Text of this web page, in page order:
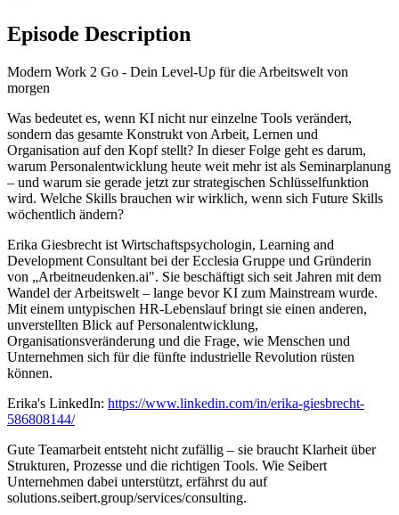
Episode Description
Modern Work 2 Go - Dein Level-Up für die Arbeitswelt von
morgen
Was bedeutet es, wenn KI nicht nur einzelne Tools verändert,
sondern das gesamte Konstrukt von Arbeit, Lernen und
Organisation auf den Kopf stellt? In dieser Folge geht es darum,
warum Personalentwicklung heute weit mehr ist als Seminarplanung
– und warum sie gerade jetzt zur strategischen Schlüsselfunktion
wird. Welche Skills brauchen wir wirklich, wenn sich Future Skills
wöchentlich ändern?
Erika Giesbrecht ist Wirtschaftspsychologin, Learning and
Development Consultant bei der Ecclesia Gruppe und Gründerin
von „Arbeitneudenken.ai". Sie beschäftigt sich seit Jahren mit dem
Wandel der Arbeitswelt – lange bevor KI zum Mainstream wurde.
Mit einem untypischen HR-Lebenslauf bringt sie einen anderen,
unverstellten Blick auf Personalentwicklung,
Organisationsveränderung und die Frage, wie Menschen und
Unternehmen sich für die fünfte industrielle Revolution rüsten
können.
Erika's LinkedIn: https://www.linkedin.com/in/erika-giesbrecht-
586808144/
Gute Teamarbeit entsteht nicht zufällig – sie braucht Klarheit über
Strukturen, Prozesse und die richtigen Tools. Wie Seibert
Unternehmen dabei unterstützt, erfährst du auf
solutions.seibert.group/services/consulting.